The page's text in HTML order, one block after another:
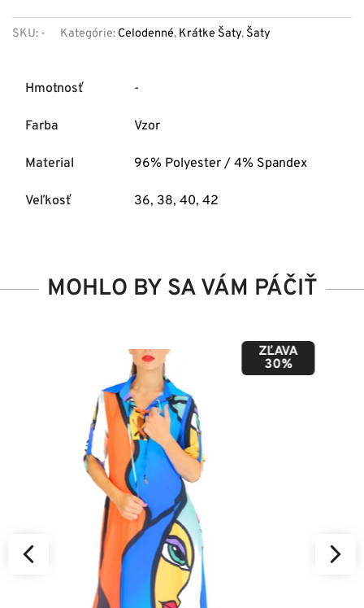
SKU: - Kategórie: Celodenné, Krátke Šaty, Šaty
Hmotnosť -
Farba Vzor
Material 96% Polyester / 4% Spandex
Veľkosť 36, 38, 40, 42
MOHLO BY SA VÁM PÁČIŤ
ZĽAVA